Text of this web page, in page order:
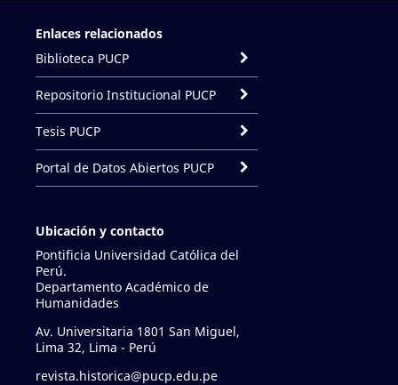
Enlaces relacionados
Biblioteca PUCP
Repositorio Institucional PUCP
Tesis PUCP
Portal de Datos Abiertos PUCP
Ubicación y contacto
Pontificia Universidad Católica del
Perú.
Departamento Académico de
Humanidades
Av. Universitaria 1801 San Miguel,
Lima 32, Lima - Perú
revista.historica@pucp.edu.pe